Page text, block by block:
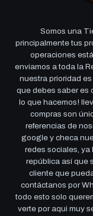
Somos una
principalmente tus
operaciones
enviamos a toda la
nuestra prioridad
que debes saber es
lo que hacemos!
compras son
referencias de
google y checa
redes sociales, ya
república así que
cliente que
contáctanos por
todo esto solo
verte por aqui muy